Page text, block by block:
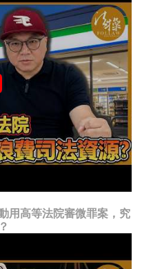
用高等法院審微罪案，究